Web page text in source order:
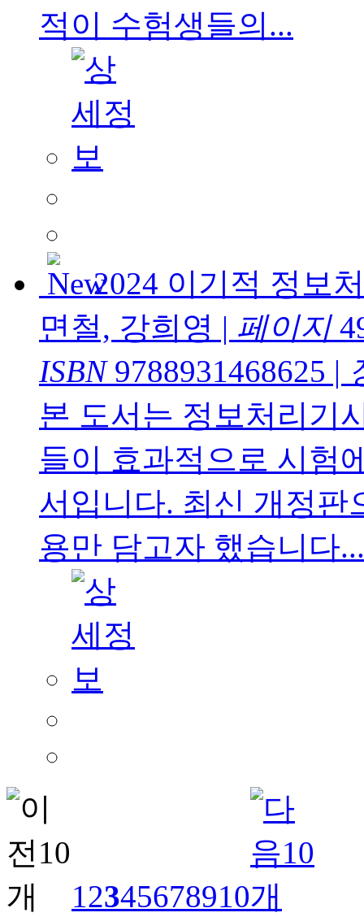
적이 수험생들의...
2024 이기적 정보
면철, 강희영 | 페이지
ISBN9788931468625 |
본 도서는 정보처리기
들이 효과적으로 시험
서입니다. 최신 개정판
용만 담고자 했습니다
12345678910